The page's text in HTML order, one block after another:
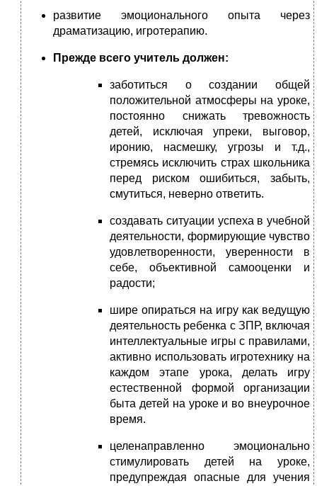
развитие эмоционального опыта через
драматизацию, игротерапию.
Прежде всего учитель должен:
заботиться о создании общей
положительной атмосферы на уроке,
постоянно снижать тревожность
детей, исключая упреки, выговор,
иронию, насмешку, угрозы и т.д.,
стремясь исключить страх школьника
перед риском ошибиться, забыть,
смутиться, неверно ответить.
создавать ситуации успеха в учебной
деятельности, формирующие чувство
удовлетворенности, уверенности в
себе, объективной самооценки и
радости;
шире опираться на игру как ведущую
деятельность ребенка с ЗПР, включая
интеллектуальные игры с правилами,
активно использовать игротехнику на
каждом этапе урока, делать игру
естественной формой организации
быта детей на уроке и во внеурочное
время.
целенаправленно эмоционально
стимулировать детей на уроке,
предупреждая опасные для учения